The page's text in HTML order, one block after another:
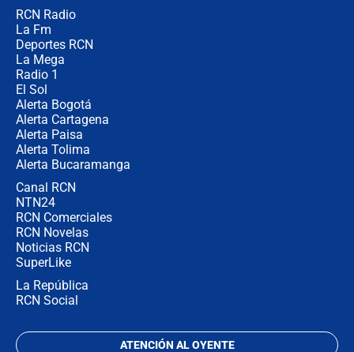
RCN Radio
La Fm
Deportes RCN
La Mega
Radio 1
El Sol
Alerta Bogotá
Alerta Cartagena
Alerta Paisa
Alerta Tolima
Alerta Bucaramanga
Canal RCN
NTN24
RCN Comerciales
RCN Novelas
Noticias RCN
SuperLike
La República
RCN Social
ATENCIÓN AL OYENTE